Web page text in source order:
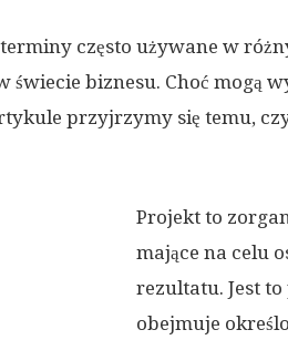
często używane w
świecie biznesu. Choć mogą
przyjrzymy się temu,
Projekt to
mające na celu
rezultatu. Jest
obejmuje